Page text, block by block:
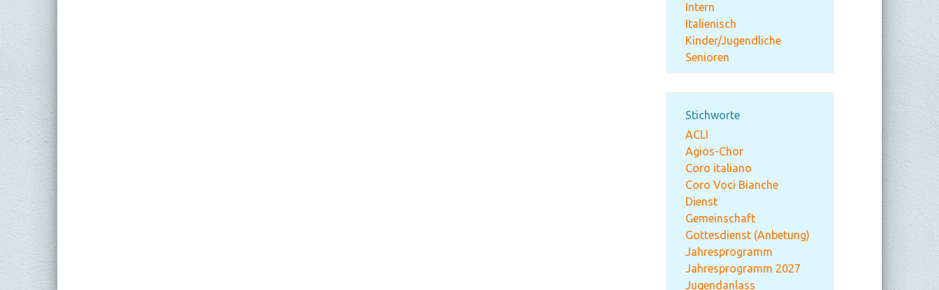
Intern
Italienisch
Kinder/Jugendliche
Senioren
Stichworte
ACLI
Agios-Chor
Coro italiano
Coro Voci Bianche
Dienst
Gemeinschaft
Gottesdienst (Anbetung)
Jahresprogramm
Jahresprogramm 2027
Jugendanlass